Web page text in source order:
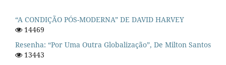
“A CONDIÇÃO PÓS-MODERNA” DE DAVID HARVEY
14469
Resenha: “Por Uma Outra Globalização”, De Milton Santos
13443